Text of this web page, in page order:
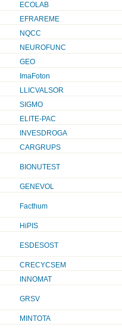
ECOLAB
EFRAREME
NQCC
NEUROFUNC
GEO
ImaFoton
LLICVALSOR
SIGMO
ELITE-PAC
INVESDROGA
CARGRUPS
BIONUTEST
GENEVOL
Facthum
HiPIS
ESDESOST
CRECYCSEM
INNOMAT
GRSV
MINTOTA